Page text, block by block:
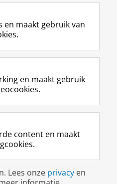
F
a
e
b
o
p
a
i
n
a
L
i
k
e
I
-
p
g
i
n
R
S
-
f
e
R
k
s
u
I
n
t
r
m
c
c
o
Y
o
T
e
k
a
a
en maakt gebruik van
en maakt gebruik
content en maakt
Lees onze privacy en